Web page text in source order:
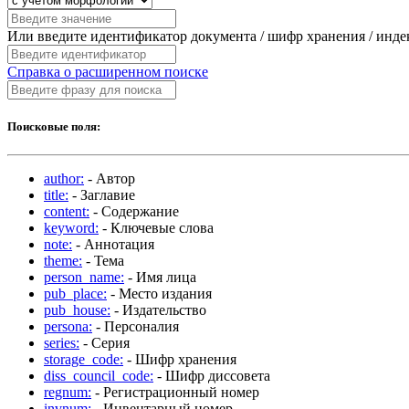
Или введите идентификатор документа / шифр хранения /
Справка о расширенном поиске
Поисковые поля:
author: - Автор
title: - Заглавие
content: - Содержание
keyword: - Ключевые слова
note: - Аннотация
theme: - Тема
person_name: - Имя лица
pub_place: - Место издания
pub_house: - Издательство
persona: - Персоналия
series: - Серия
storage_code: - Шифр хранения
diss_council_code: - Шифр диссовета
regnum: - Регистрационный номер